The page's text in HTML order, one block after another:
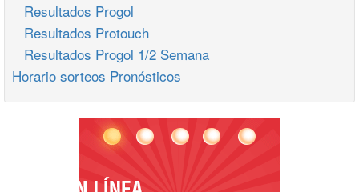
Resultados Progol
Resultados Protouch
Resultados Progol 1/2 Semana
Horario sorteos Pronósticos